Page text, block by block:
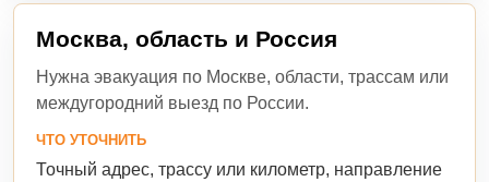
Москва, область и Россия
Нужна эвакуация по Москве, области, трассам или
междугородний выезд по России.
ЧТО УТОЧНИТЬ
Точный адрес, трассу или километр, направление